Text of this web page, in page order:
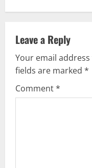
i
n
u
e
R
Leave a Reply
Your email
fields are marked *
Comment*